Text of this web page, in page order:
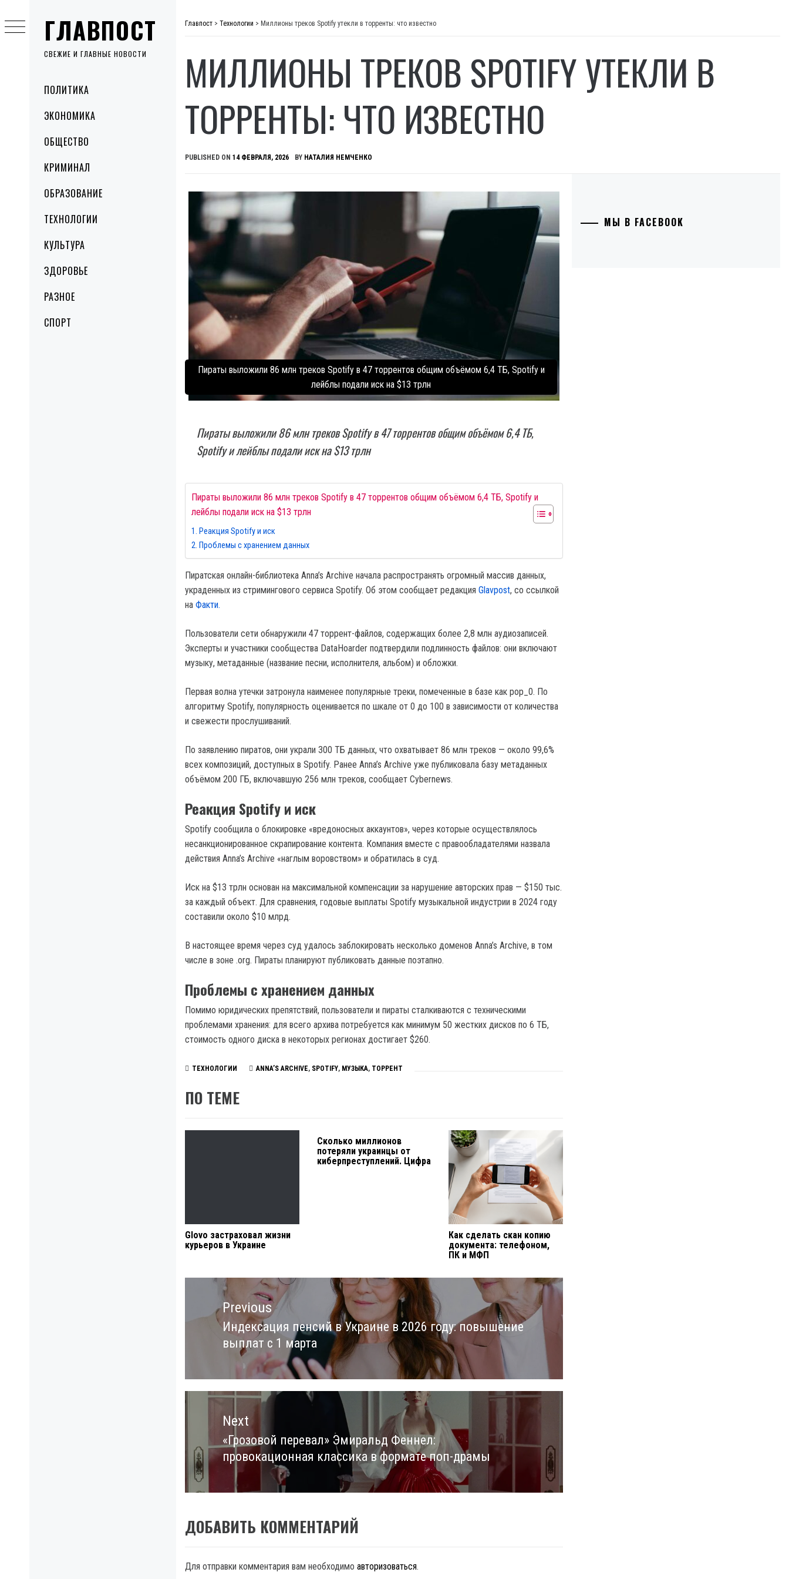
ГЛАВПОСТ
СВЕЖИЕ И ГЛАВНЫЕ НОВОСТИ
MenuПОЛИТИКА
ЭКОНОМИКА
ОБЩЕСТВО
КРИМИНАЛ
ОБРАЗОВАНИЕ
ТЕХНОЛОГИИ
КУЛЬТУРА
ЗДОРОВЬЕ
РАЗНОЕ
СПОРТ
to
content
Главпост > Технологии > Миллионы треков Spotify утекли в торренты: что известно
МИЛЛИОНЫ ТРЕКОВ SPOTIFY УТЕКЛИ В
ТОРРЕНТЫ: ЧТО ИЗВЕСТНО
PUBLISHED ON 14 ФЕВРАЛЯ, 2026 BY НАТАЛИЯ НЕМЧЕНКО
Пираты выложили 86 млн треков Spotify в 47 торрентов общим объёмом 6,4 ТБ, Spotify и
лейблы подали иск на $13 трлн
Пираты выложили 86 млн треков Spotify в 47 торрентов общим объёмом 6,4 ТБ,
Spotify и лейблы подали иск на $13 трлн
Пираты выложили 86 млн треков Spotify в 47 торрентов общим объёмом 6,4 ТБ, Spotify и
лейблы подали иск на $13 трлн
Реакция Spotify и иск
Проблемы с хранением данных
Пиратская онлайн-библиотека Anna’s Archive начала распространять огромный массив данных,
украденных из стримингового сервиса Spotify. Об этом сообщает редакция Glavpost, со ссылкой
на Факти.
Пользователи сети обнаружили 47 торрент-файлов, содержащих более 2,8 млн аудиозаписей.
Эксперты и участники сообщества DataHoarder подтвердили подлинность файлов: они включают
музыку, метаданные (название песни, исполнителя, альбом) и обложки.
Первая волна утечки затронула наименее популярные треки, помеченные в базе как pop_0. По
алгоритму Spotify, популярность оценивается по шкале от 0 до 100 в зависимости от количества
и свежести прослушиваний.
По заявлению пиратов, они украли 300 ТБ данных, что охватывает 86 млн треков — около 99,6%
всех композиций, доступных в Spotify. Ранее Anna’s Archive уже публиковала базу метаданных
объёмом 200 ГБ, включавшую 256 млн треков, сообщает Cybernews.
Реакция Spotify и иск
Spotify сообщила о блокировке «вредоносных аккаунтов», через которые осуществлялось
несанкционированное скрапирование контента. Компания вместе с правообладателями назвала
действия Anna’s Archive «наглым воровством» и обратилась в суд.
Иск на $13 трлн основан на максимальной компенсации за нарушение авторских прав — $150 тыс.
за каждый объект. Для сравнения, годовые выплаты Spotify музыкальной индустрии в 2024 году
составили около $10 млрд.
В настоящее время через суд удалось заблокировать несколько доменов Anna’s Archive, в том
числе в зоне .org. Пираты планируют публиковать данные поэтапно.
Проблемы с хранением данных
Помимо юридических препятствий, пользователи и пираты сталкиваются с техническими
проблемами хранения: для всего архива потребуется как минимум 50 жестких дисков по 6 ТБ,
стоимость одного диска в некоторых регионах достигает $260.
ТЕХНОЛОГИИ ANNA’S ARCHIVE, SPOTIFY, МУЗЫКА, ТОРРЕНТ
ПО ТЕМЕ
Glovo застраховал жизни
курьеров в Украине
Сколько миллионов
потеряли украинцы от
киберпреступлений. Цифра
Как сделать скан копию
документа: телефоном,
ПК и МФП
Навигация
записямPrevious
Previous
post:
Индексация пенсий в Украине в 2026 году: повышение
выплат с 1 марта
Next
Next
post:
«Грозовой перевал» Эмиральд Феннел:
провокационная классика в формате поп-драмы
ДОБАВИТЬ КОММЕНТАРИЙ
Для отправки комментария вам необходимо авторизоваться.
МЫ В FACEBOOK